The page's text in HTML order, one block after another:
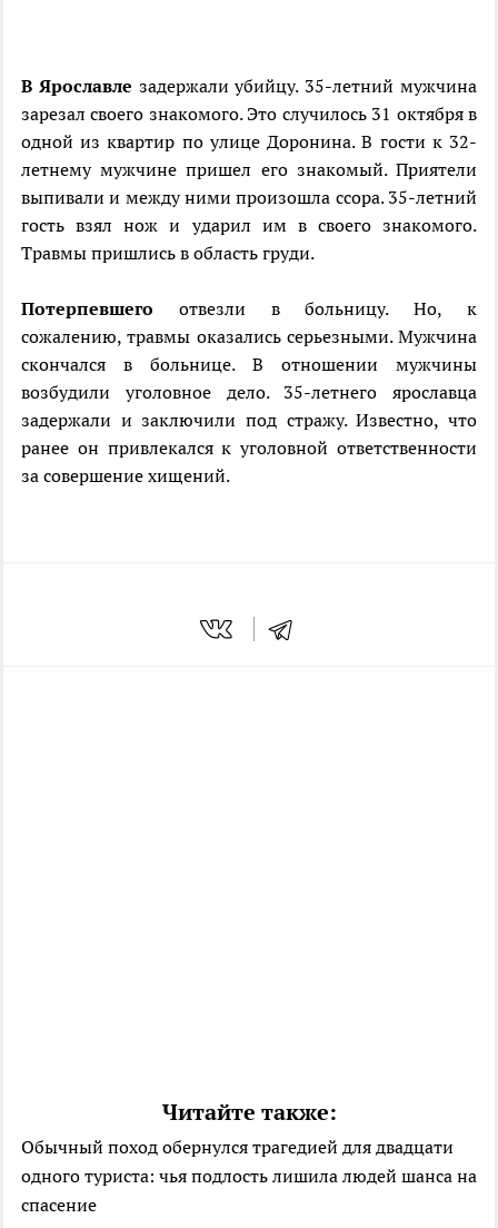
В Ярославле задержали убийцу. 35-летний мужчина
зарезал своего знакомого. Это случилось 31 октября в
одной из квартир по улице Доронина. В гости к 32-
летнему мужчине пришел его знакомый. Приятели
выпивали и между ними произошла ссора. 35-летний
гость взял нож и ударил им в своего знакомого.
Травмы пришлись в область груди.
Потерпевшего отвезли в больницу. Но, к
сожалению, травмы оказались серьезными. Мужчина
скончался в больнице. В отношении мужчины
возбудили уголовное дело. 35-летнего ярославца
задержали и заключили под стражу. Известно, что
ранее он привлекался к уголовной ответственности
за совершение хищений.
Читайте также:
Обычный поход обернулся трагедией для двадцати
одного туриста: чья подлость лишила людей шанса на
спасение